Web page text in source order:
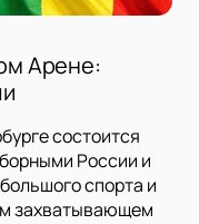
Арене:
состоится
России и
спорта и
захватывающем